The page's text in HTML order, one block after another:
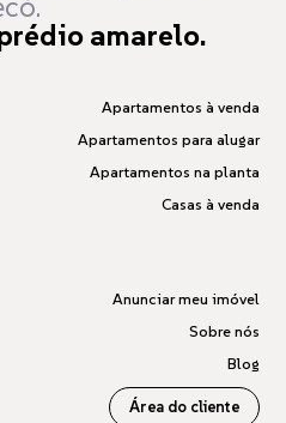
amarelo.
Apartamentos à venda
Apartamentos para alugar
Apartamentos na planta
Casas à venda
Anunciar meu imóvel
Sobre nós
Blog
Área do cliente